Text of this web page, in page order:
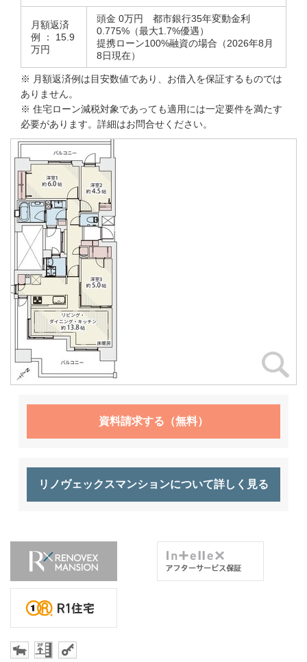
月額返済
例 ： 15.9
万円
頭金 0万円 都市銀行35年変動金利
0.775%（最大1.7%優遇）
提携ローン100%融資の場合（2026年8月
8日現在）
※ 月額返済例は目安数値であり、お借入を保証するものでは
ありません。
※ 住宅ローン減税対象であっても適用には一定要件を満たす
必要があります。詳細はお問合せください。
資料請求する（無料）
リノヴェックスマンションについて詳しく見る